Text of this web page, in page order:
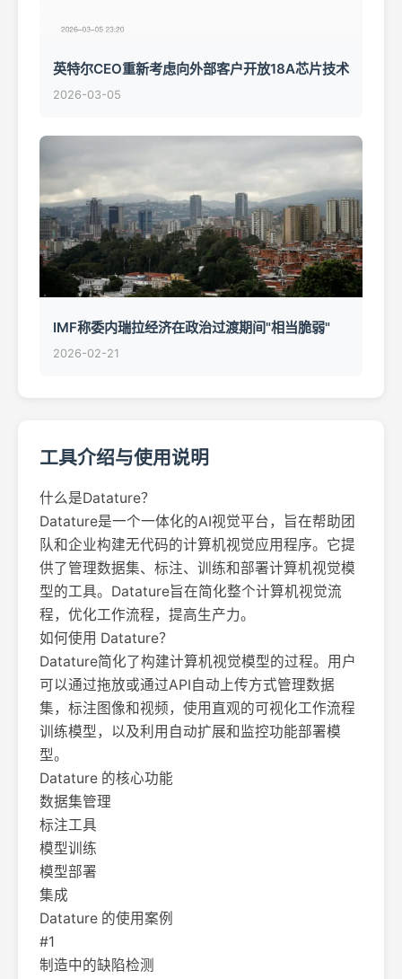
英特尔CEO重新考虑向外部客户开放18A芯片技术
2026-03-05
IMF称委内瑞拉经济在政治过渡期间"相当脆弱"
2026-02-21
工具介绍与使用说明
什么是Datature？
Datature是一个一体化的AI视觉平台，旨在帮助团
队和企业构建无代码的计算机视觉应用程序。它提
供了管理数据集、标注、训练和部署计算机视觉模
型的工具。Datature旨在简化整个计算机视觉流
程，优化工作流程，提高生产力。
如何使用 Datature？
Datature简化了构建计算机视觉模型的过程。用户
可以通过拖放或通过API自动上传方式管理数据
集，标注图像和视频，使用直观的可视化工作流程
训练模型，以及利用自动扩展和监控功能部署模
型。
Datature 的核心功能
数据集管理
标注工具
模型训练
模型部署
集成
Datature 的使用案例
#1
制造中的缺陷检测